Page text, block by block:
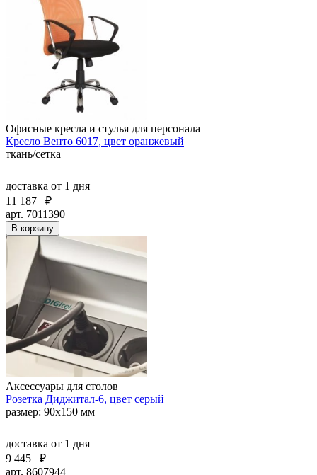
Офисные кресла и стулья для персонала
Кресло Венто 6017, цвет оранжевый
ткань/сетка
доставка от 1 дня
11 187
₽
арт. 7011390
В корзину
Аксессуары для столов
Розетка Диджитал-6, цвет серый
размер: 90х150 мм
доставка от 1 дня
9 445
₽
арт. 8607944